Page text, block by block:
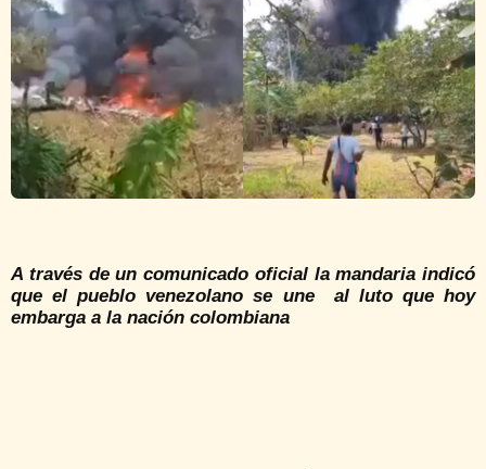
A través de un comunicado oficial la mandaria indicó
que el pueblo venezolano se une al luto que hoy
embarga a la nación colombiana